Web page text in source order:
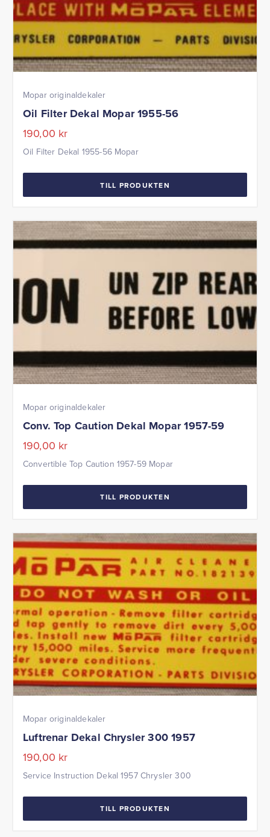
Mopar originaldekaler
Oil Filter Dekal Mopar 1955-56
190,00 kr
Oil Filter Dekal 1955-56 Mopar
TILL PRODUKTEN
Mopar originaldekaler
Conv. Top Caution Dekal Mopar 1957-59
190,00 kr
Convertible Top Caution 1957-59 Mopar
TILL PRODUKTEN
Mopar originaldekaler
Luftrenar Dekal Chrysler 300 1957
190,00 kr
Service Instruction Dekal 1957 Chrysler 300
TILL PRODUKTEN